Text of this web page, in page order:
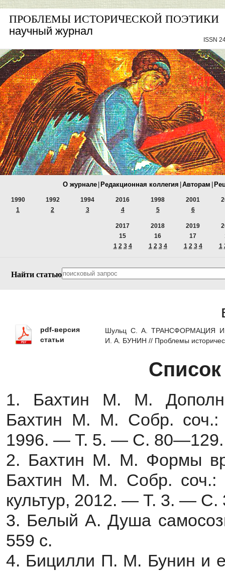
ПРОБЛЕМЫ ИСТОРИЧЕСКОЙ ПОЭТИКИ
научный журнал
ISSN
О журнале Редакционная коллегия Авторам
1990
1
1992
2
1994
3
2016
4
1998
5
2001
6
2017
15
1 2 3 4
2018
16
1 2 3 4
2019
17
1 2 3 4
1
Найти статью
pdf-версия
статьи
Шульц С. А. ТРАНСФОРМАЦИЯ
И. А. БУНИН // Проблемы
1. Бахтин М. М.
Бахтин М. М. Собр.
1996. — Т. 5. — С. 80—129.
2. Бахтин М. М. Формы
Бахтин М. М. Собр.
культур, 2012. — Т. 3. —
3. Белый А. Душа
559 с.
4. Бицилли П. М. Бунин и